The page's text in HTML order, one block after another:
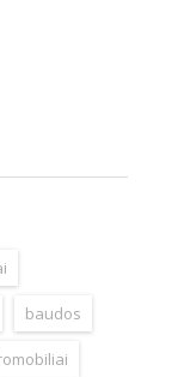
baudos